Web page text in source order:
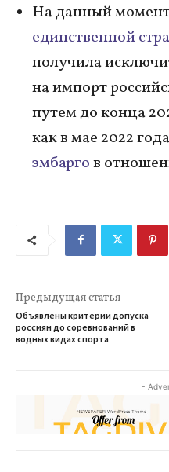
На данный момент
единственной
получила
на импорт
путем до конца
как в мае 2022
эмбаргов
Предыдущая статья
Объявлены критерии допуска
россиян до соревнований в
водных видах спорта
-